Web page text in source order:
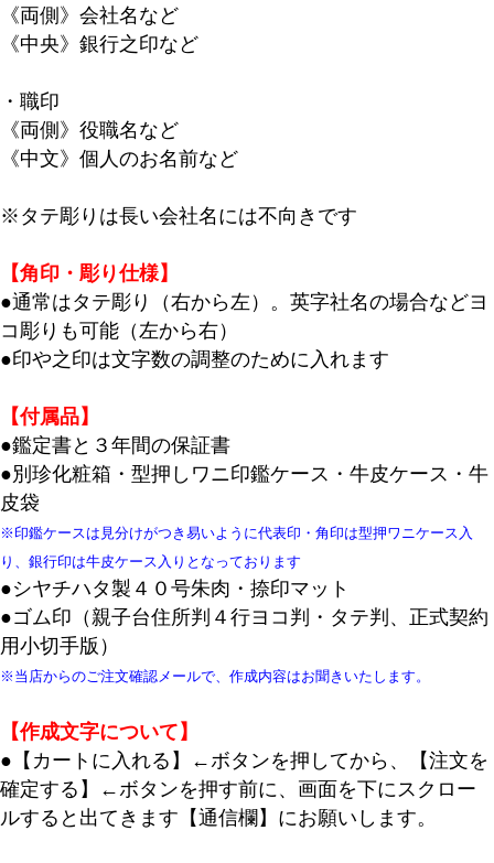
《両側》会社名など
《中央》銀行之印など
・職印
《両側》役職名など
《中文》個人のお名前など
※タテ彫りは長い会社名には不向きです
【角印・彫り仕様】
●通常はタテ彫り（右から左）。英字社名の場合などヨ
コ彫りも可能（左から右）
●印や之印は文字数の調整のために入れます
【付属品】
●鑑定書と３年間の保証書
●別珍化粧箱・型押しワニ印鑑ケース・牛皮ケース・牛
皮袋
※印鑑ケースは見分けがつき易いように代表印・角印は型押ワニケース入
り、銀行印は牛皮ケース入りとなっております
●シヤチハタ製４０号朱肉・捺印マット
●ゴム印（親子台住所判４行ヨコ判・タテ判、正式契約
用小切手版）
※当店からのご注文確認メールで、作成内容はお聞きいたします。
【作成文字について】
●【カートに入れる】←ボタンを押してから、【注文を
確定する】←ボタンを押す前に、画面を下にスクロー
ルすると出てきます【通信欄】にお願いします。